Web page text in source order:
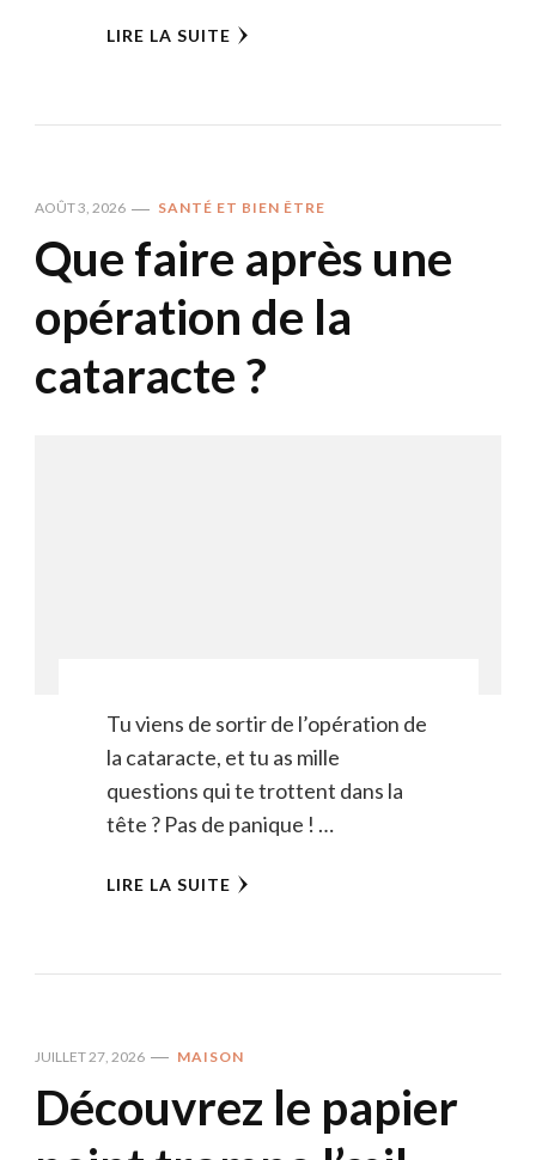
LIRE LA SUITE
AOÛT 3, 2026 SANTÉ ET BIEN ÊTRE
Que faire après une
opération de la
cataracte ?
Tu viens de sortir de l’opération de
la cataracte, et tu as mille
questions qui te trottent dans la
tête ? Pas de panique ! …
LIRE LA SUITE
JUILLET 27, 2026 MAISON
Découvrez le papier